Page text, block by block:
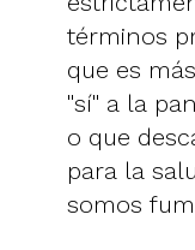
términos
que es
"sí" a la
o que
para la
somos